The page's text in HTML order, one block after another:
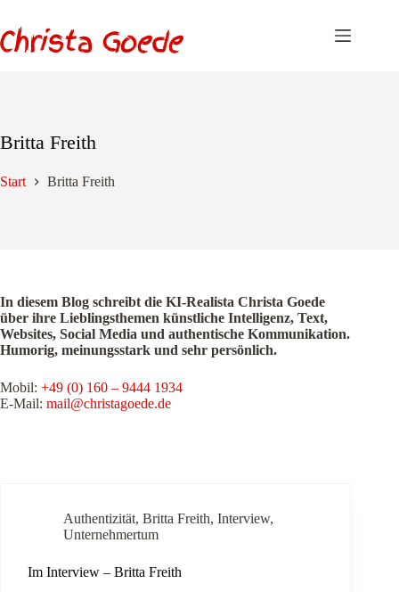
springen
Britta Freith
Start Britta Freith
In diesem Blog schreibt die KI-Realista Christa Goede
über ihre Lieblingsthemen künstliche Intelligenz, Text,
Websites, Social Media und authentische Kommunikation.
Humorig, meinungsstark und sehr persönlich.
Mobil: +49 (0) 160 – 9444 1934
E-Mail: mail@christagoede.de
Authentizität, Britta Freith, Interview,
Unternehmertum
Im Interview – Britta Freith